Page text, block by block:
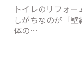
トイレのリフォ
しがちなのが「
体の…